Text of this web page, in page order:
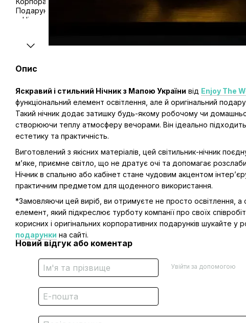
Опис
Яскравий і стильний Нічник з Мапою України від Enjoy The
функціональний елемент освітлення, але й оригінальний
Такий нічник додає затишку будь-якому робочому чи
створюючи теплу атмосферу вечорами. Він ідеально
естетику та практичність.
Виготовлений з якісних матеріалів, цей світильник-нічник
м’яке, приємне світло, що не дратує очі та допомагає
Нічник в спальню або кабінет стане чудовим акцентом
практичним предметом для щоденного використання.
*Замовляючи цей виріб, ви отримуєте не просто освітлення, а
елемент, який підкреслює турботу компанії про своїх
корисних і оригінальних корпоративних подарунків шукайте у
подарунки на сайті.
Новий відгук або коментар
Увійти за допомогою